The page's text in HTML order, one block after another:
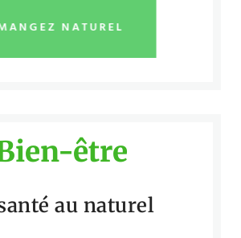
NATUREL
être
au naturel